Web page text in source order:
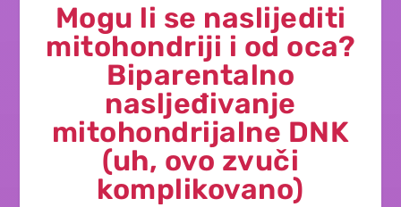
Mogu li se naslijediti
mitohondriji i od oca?
Biparentalno
nasljeđivanje
mitohondrijalne DNK
(uh, ovo zvuči
komplikovano)